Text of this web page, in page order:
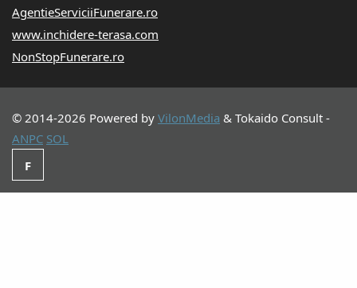
AgentieServiciiFunerare.ro
www.inchidere-terasa.com
NonStopFunerare.ro
© 2014-2026 Powered by VilonMedia & Tokaido Consult -
ANPC SOL
F